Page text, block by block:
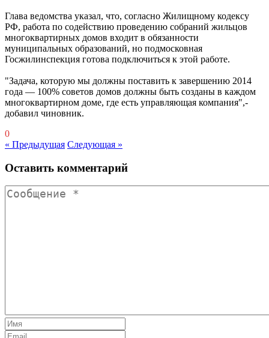
Глава ведомства указал, что, согласно Жилищному кодексу
РФ, работа по содействию проведению собраний жильцов
многоквартирных домов входит в обязанности
муниципальных образований, но подмосковная
Госжилинспекция готова подключиться к этой работе.
"Задача, которую мы должны поставить к завершению 2014
года — 100% советов домов должны быть созданы в каждом
многоквартирном доме, где есть управляющая компания",-
добавил чиновник.
0
« Предыдущая Следующая »
Оставить комментарий